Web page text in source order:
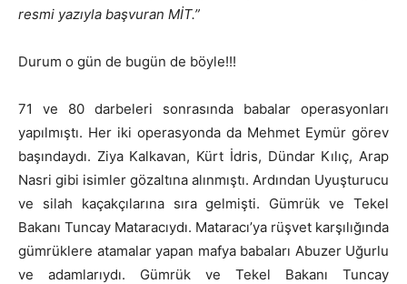
resmi yazıyla başvuran MİT.”
Durum o gün de bugün de böyle!!!
71 ve 80 darbeleri sonrasında babalar operasyonları
yapılmıştı. Her iki operasyonda da Mehmet Eymür görev
başındaydı. Ziya Kalkavan, Kürt İdris, Dündar Kılıç, Arap
Nasri gibi isimler gözaltına alınmıştı. Ardından Uyuşturucu
ve silah kaçakçılarına sıra gelmişti. Gümrük ve Tekel
Bakanı Tuncay Mataracıydı. Mataracı’ya rüşvet karşılığında
gümrüklere atamalar yapan mafya babaları Abuzer Uğurlu
ve adamlarıydı. Gümrük ve Tekel Bakanı Tuncay